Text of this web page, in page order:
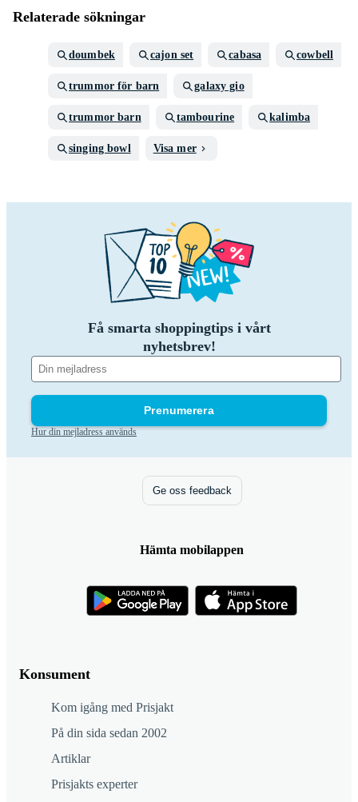
Relaterade sökningar
doumbek cajon set cabasa cowbell
trummor för barn galaxy gio
trummor barn tambourine kalimba
singing bowl Visa mer
Få smarta shoppingtips i vårt
nyhetsbrev!
Prenumerera
Hur din mejladress används
Konsument
Kom igång med Prisjakt
På din sida sedan 2002
Artiklar
Prisjakts experter
Ge oss feedback
Hämta mobilappen